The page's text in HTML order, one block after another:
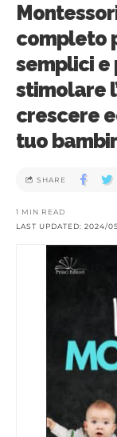
completo
semplici
stimolare
crescere
tuo
LAST UPDATED: 2024/
1 MIN READ
SHARE